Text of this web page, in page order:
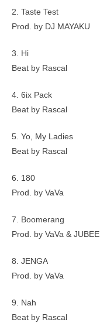
2. Taste Test
Prod. by DJ MAYAKU
3. Hi
Beat by Rascal
4. 6ix Pack
Beat by Rascal
5. Yo, My Ladies
Beat by Rascal
6. 180
Prod. by VaVa
7. Boomerang
Prod. by VaVa & JUBEE
8. JENGA
Prod. by VaVa
9. Nah
Beat by Rascal